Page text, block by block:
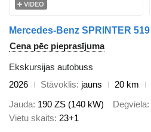
VIDEO
Cena pēc pieprasījuma
Ekskursijas autobuss
2026
Stāvoklis jauns 20 km
Jauda 190 ZS (140 kW) Degviela
Vietu skaits 23+1